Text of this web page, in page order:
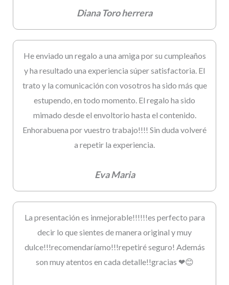
Diana Toro herrera
He enviado un regalo a una amiga por su cumpleaños
y ha resultado una experiencia súper satisfactoria. El
trato y la comunicación con vosotros ha sido más que
estupendo, en todo momento. El regalo ha sido
mimado desde el envoltorio hasta el contenido.
Enhorabuena por vuestro trabajo!!!! Sin duda volveré
a repetir la experiencia.
Eva Maria
La presentación es inmejorable!!!!!!es perfecto para
decir lo que sientes de manera original y muy
dulce!!!recomendaríamo!!!repetiré seguro! Además
son muy atentos en cada detalle!!gracias ❤😊